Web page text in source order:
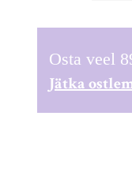
Osta veel
Jätka